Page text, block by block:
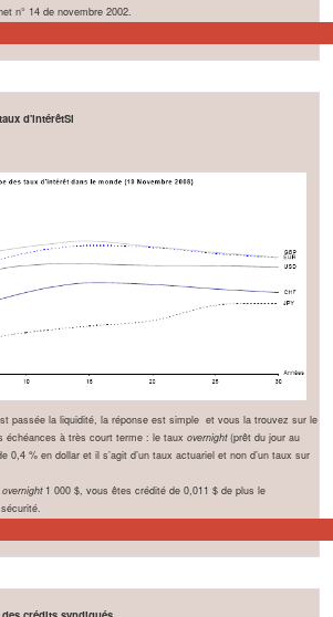
n° 14 de novembre 2002.
d'intérêtSi
passée la liquidité, la réponse est simple et vous la trouvez sur le
échéances à très court terme : le taux overnight(prêt du jour au
0,4 % en dollar et il s’agit d’un taux actuariel et non d’un taux sur
overnight1 000 $, vous êtes crédité de 0,011 $ de plus le